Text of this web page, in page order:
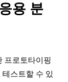
용 분
프로토타이핑
스트할 수 있